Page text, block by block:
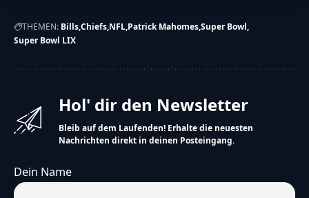
Hinweis
THEMEN: BillsChiefs NFL Patrick MahomesSuper Bowl
Super Bowl LIX
Hol' dir den Newsletter
Bleib auf dem Laufenden! Erhalte die neuesten
Nachrichten direkt in deinen Posteingang.
Dein Name